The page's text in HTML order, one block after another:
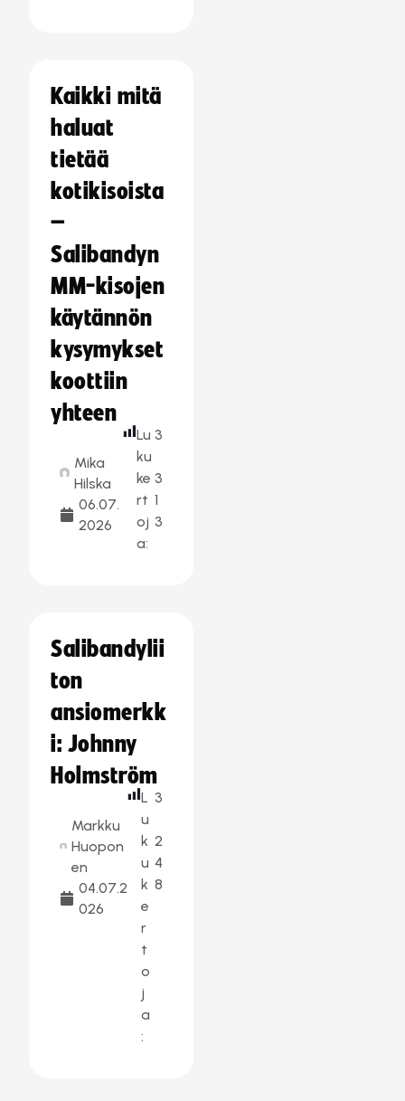
Kaikki mitä
haluat
tietää
kotikisoista
–
Salibandyn
MM-kisojen
käytännön
kysymykset
koottiin
yhteen
Mika
Hilska
06.07.
2026
Lu
ku
ke
rt
oj
a:
3
3
1
3
Salibandylii
ton
ansiomerkk
i: Johnny
Holmström
Markku
Huopon
en
04.07.2
026
L
u
k
u
k
e
r
t
o
j
a
:
3
2
4
8